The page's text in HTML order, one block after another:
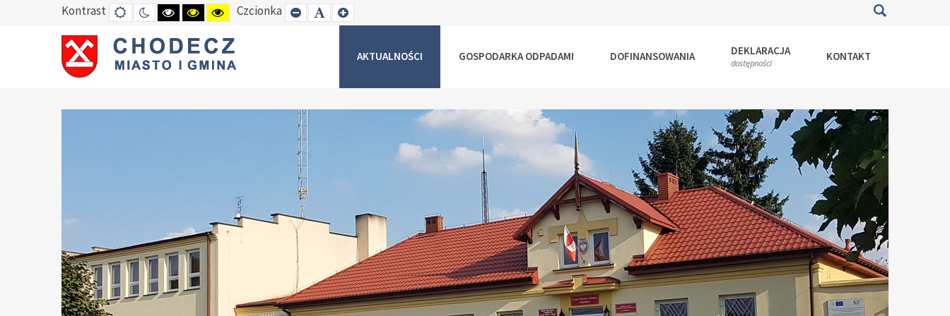
Kontrast DEFAULT
MODE
TRYB
NOCNY
HIGH
CONTRAST
BLACK
WHITE
MODE
HIGH
CONTRAST
BLACK
YELLOW
MODE
HIGH
CONTRAST
YELLOW
BLACK
MODE
Czcionka SET
SMALLER
SET
DEFAULT
SET
LARGER
AKTUALNOŚCI GOSPODARKA ODPADAMI DOFINANSOWANIA DEKLARACJA
dostępności KONTAKT